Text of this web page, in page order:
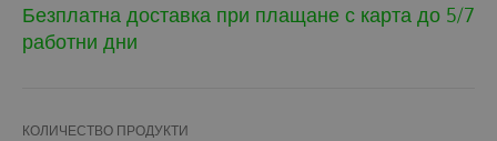
Безплатна доставка при плащане с карта до 5/7
работни дни
КОЛИЧЕСТВО ПРОДУКТИ